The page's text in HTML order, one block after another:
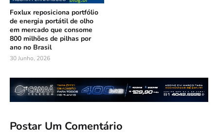
Foxlux reposiciona portfólio
de energia portátil de olho
em mercado que consome
800 milhões de pilhas por
ano no Brasil
30 Junho, 2026
Postar Um Comentário